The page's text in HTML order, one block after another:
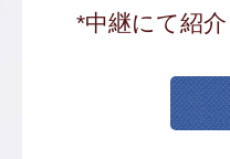
*中継にて紹介